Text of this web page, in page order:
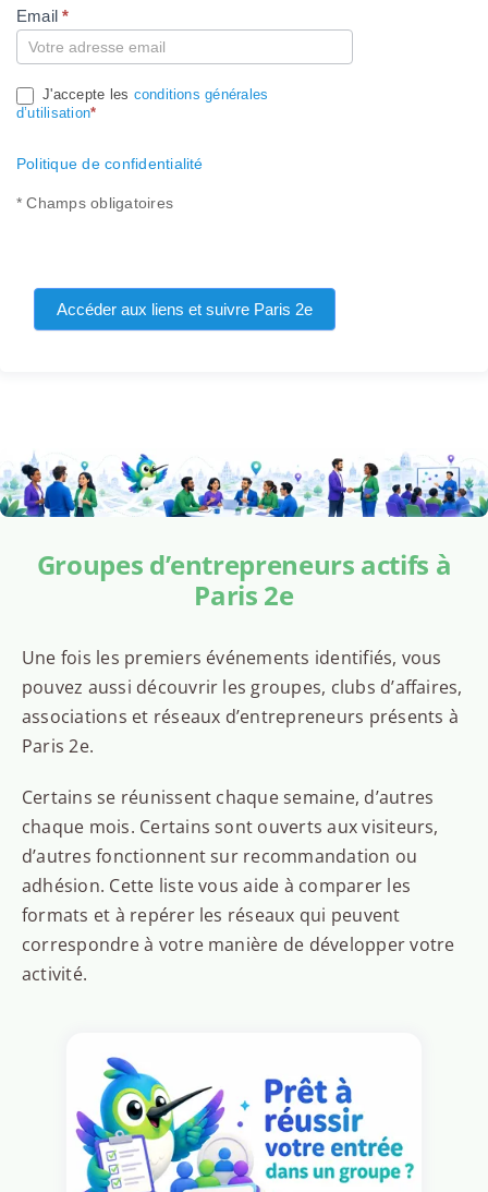
Compte
Email*
J'accepte les conditions générales
d’utilisation*
Politique de confidentialité
* Champs obligatoires
Accéder aux liens et suivre Paris 2e
Groupes d’entrepreneurs actifs à
Paris 2e
Une fois les premiers événements identifiés, vous
pouvez aussi découvrir les groupes, clubs d’affaires,
associations et réseaux d’entrepreneurs présents à
Paris 2e.
Certains se réunissent chaque semaine, d’autres
chaque mois. Certains sont ouverts aux visiteurs,
d’autres fonctionnent sur recommandation ou
adhésion. Cette liste vous aide à comparer les
formats et à repérer les réseaux qui peuvent
correspondre à votre manière de développer votre
activité.